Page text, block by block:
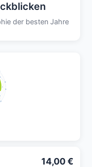
der besten Jahre
14,00 €